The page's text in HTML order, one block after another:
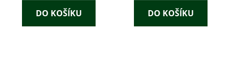
DO KOŠÍKU DO KOŠÍKU